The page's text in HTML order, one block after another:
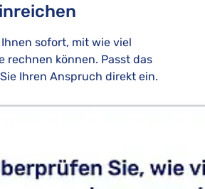
sofort, mit wie viel
rechnen können. Passt das
Ihren Anspruch direkt ein.